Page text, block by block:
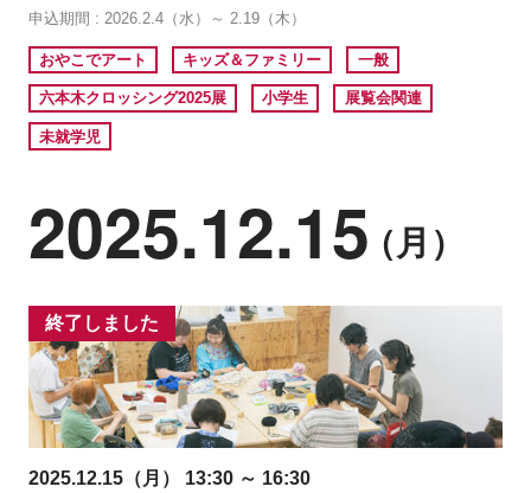
申込期間 : 2026.2.4（水）～ 2.19（木）
おやこでアート キッズ＆ファミリー 一般
六本木クロッシング2025展 小学生 展覧会関連
未就学児
2025.12.15（月）
終了しました
2025.12.15（月） 13:30 ～ 16:30